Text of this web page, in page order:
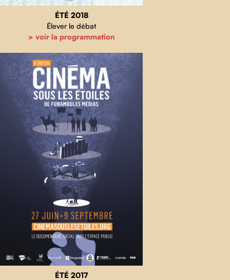
ÉTÉ 2018
Élever le débat
> voir la programmation
ÉTÉ 2017